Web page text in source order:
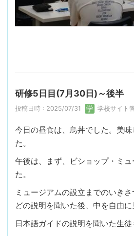
研修5日目(7月30日)～後半
投稿日時 : 2025/07/31 学校サイト
今日の昼食は、鳥丼でした。美
た。
午後は、まず、ビショップ・ミ
た。
ミュージアムの設立までのいき
どの説明を聞いた後、中を自由に
日本語ガイドの説明を聞いた生徒